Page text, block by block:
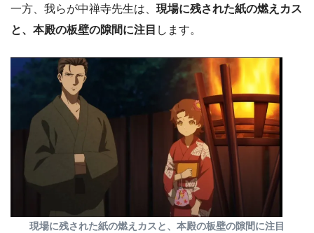
一方、我らが中禅寺先生は、 現場に残された紙の燃えカス
と、本殿の板壁の隙間に注目 します。
現場に残された紙の燃えカスと、本殿の板壁の隙間に注目